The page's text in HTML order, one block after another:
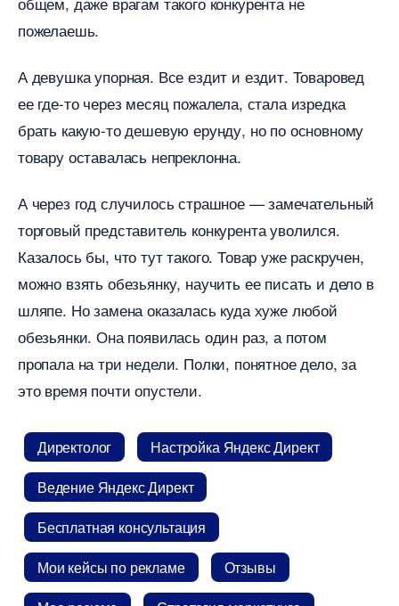
пожелаешь.
А девушка упорная. Все ездит и ездит. Товаровед
ее где-то через месяц пожалела, стала изредка
рать какую-то дешевую ерунду, но по основному
товару оставалась непреклонна.
А через год случилось страшное — замечательный
торговый представитель конкурента уволился.
Казалось бы, что тут такого. Товар уже раскручен,
можно взять обезьянку, научить ее писать и дело
шляпе. Но замена оказалась куда хуже любой
обезьянки. Она появилась один раз, а потом
пропала на три недели. Полки, понятное дело, за
это время почти опустели.
Директоло
Настройка Яндекс Директ
едение Яндекс Директ
Бесплатная консультация
Мои кейсы по рекламе
Отзывы